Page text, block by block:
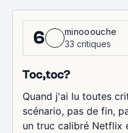
6
minooouche
33 critiques
Toc,toc?
Quand j'ai lu toutes
scénario, pas de fin,
un truc calibré Netflix